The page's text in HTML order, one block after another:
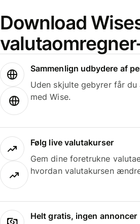
Download
Sammenlign udbydere af
Uden skjulte gebyrer får du
med Wise.
Følg live valutakurser
Gem dine foretrukne
hvordan valutakursen
Helt gratis, ingen annoncer